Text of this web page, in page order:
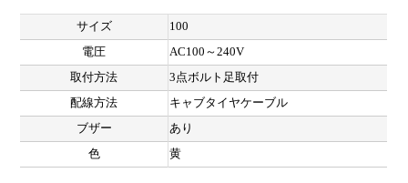
サイズ
100
電圧
AC100～240V
取付方法
3点ボルト足取付
配線方法
キャブタイヤケーブル
ブザー
あり
色
黄